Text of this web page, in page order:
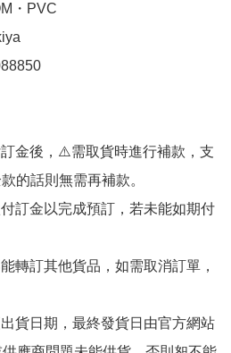
・PVC
金後，⚠️需取貨時進行補款，支
的話則無需再補款。
訂金以完成預訂，若未能如期付
轉訂其他貨品，如需取消訂單，
貨日期，最終發貨日由官方網站